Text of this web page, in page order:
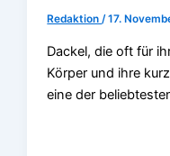
Redaktion/17.
Dackel, die oft für
Körper und ihre
eine der